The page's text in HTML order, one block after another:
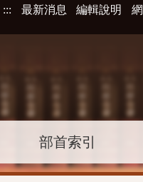
::: 最新消息 編輯說明
部首索引